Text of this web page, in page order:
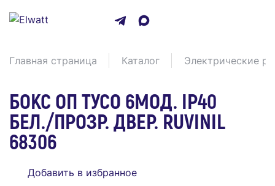
Главная страница Каталог Электрические
БОКС ОП ТУСО 6МОД. IP40
БЕЛ./ПРОЗР. ДВЕР. RUVINIL
68306
Добавить в избранное